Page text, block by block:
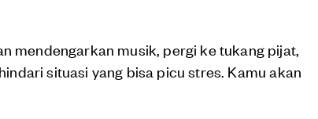
mendengarkan musik, pergi ke tukang pijat,
situasi yang bisa picu stres. Kamu akan